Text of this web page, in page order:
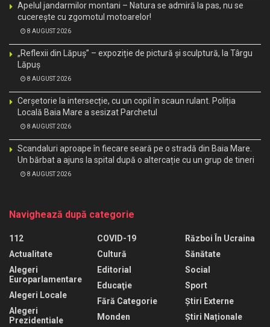
Apelul jandarmilor montani – Natura se admiră la pas, nu se
cucerește cu zgomotul motoarelor!
8 AUGUST 2026
„Reflexii din Lăpuș” – expoziție de pictură și sculptură, la Târgu
Lăpuș
8 AUGUST 2026
Cerșetorie la intersecție, cu un copil în scaun rulant. Poliția
Locală Baia Mare a sesizat Parchetul
8 AUGUST 2026
Scandaluri aproape în fiecare seară pe o stradă din Baia Mare.
Un bărbat a ajuns la spital după o altercație cu un grup de tineri
8 AUGUST 2026
Navighează după categorie
112
Actualitate
Alegeri
Europarlamentare
Alegeri Locale
Alegeri
Prezidentiale
COVID-19
Cultură
Editorial
Educaţie
Fără Categorie
Monden
Război În Ucraina
Sănătate
Social
Sport
Știri Externe
Știri Naționale